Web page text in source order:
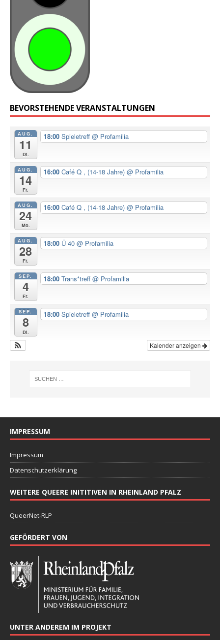
BEVORSTEHENDE VERANSTALTUNGEN
AUG.
11
Di.
18:00 Spieletreff @ Profamilia
AUG.
14
Fr.
16:00 Café Q , (14-18 Jahre) @ Profamilia
AUG.
24
Mo.
16:00 Café Q , (14-18 Jahre) @ Profamilia
AUG.
28
Fr.
18:00 Ü 40 @ Profamilia
SEP.
4
Fr.
18:00 Trans*treff @ Profamilia
SEP.
8
Di.
18:00 Spieletreff @ Profamilia
Kalender anzeigen
IMPRESSUM
Impressum
Datenschutzerklärung
WEITERE QUEERE INITITIVEN IN RHEINLAND PFALZ
QueerNet-RLP
GEFÖRDERT VON
UNTER ANDEREM IM PROJEKT